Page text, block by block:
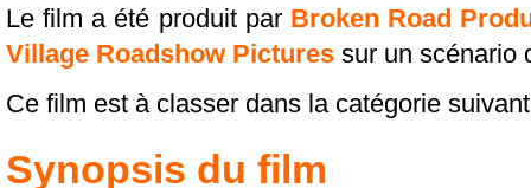
Le film a été produit par Broken Road
Village Roadshow Pictures sur un scénario
Ce film est à classer dans la catégorie
Synopsis du film